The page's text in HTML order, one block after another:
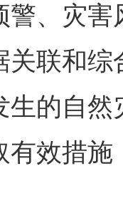
警、灾
关联和
生的自
有效措